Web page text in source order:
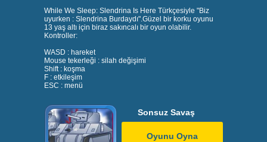
While We Sleep: Slendrina Is Here Türkçesiyle "Biz
uyurken : Slendrina Burdaydı".Güzel bir korku oyunu
13 yaş altı için biraz sakıncalı bir oyun olabilir.
Kontroller:
WASD : hareket
Mouse tekerleği : silah değişimi
Shift : koşma
F : etkileşim
ESC : menü
Sonsuz Savaş
Oyunu Oyna